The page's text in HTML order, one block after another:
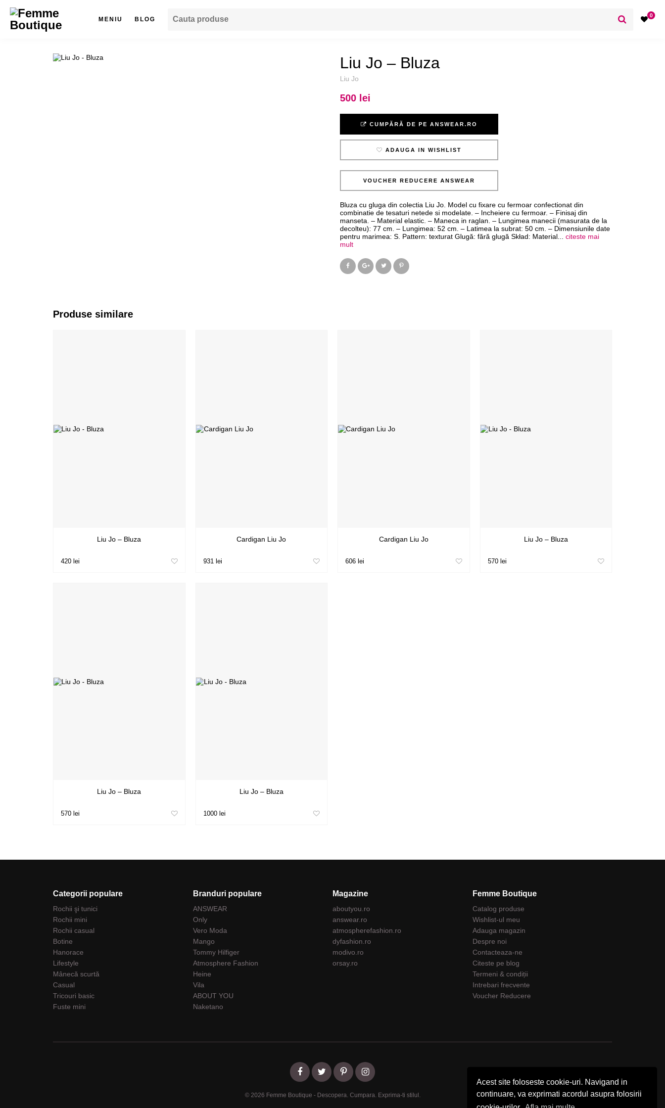
Acest site foloseste cookie-uri. Navigand in
continuare, va exprimati acordul asupra folosirii
MENIU BLOG
0
Liu Jo – Bluza
Liu Jo
500 lei
CUMPĂRĂ DE PE ANSWEAR.RO
ADAUGA IN WISHLIST
VOUCHER REDUCERE ANSWEAR
Bluza cu gluga din colectia Liu Jo. Model cu fixare cu fermoar confectionat din
combinatie de tesaturi netede si modelate. – Incheiere cu fermoar. – Finisaj din
manseta. – Material elastic. – Maneca in raglan. – Lungimea manecii (masurata de la
decolteu): 77 cm. – Lungimea: 52 cm. – Latimea la subrat: 50 cm. – Dimensiunile date
pentru marimea: S. Pattern: texturat Glugă: fără glugă Skład: Material
citeste mai
mult
Produse similare
Liu Jo – Bluza
420 lei
Cardigan Liu Jo
931 lei
Cardigan Liu Jo
606 lei
Liu Jo – Bluza
570 lei
Liu Jo – Bluza
570 lei
Liu Jo – Bluza
1000 lei
Categorii populare
Rochii şi tunici
Rochii mini
Rochii casual
Botine
Hanorace
Lifestyle
Mânecă scurtă
Casual
Tricouri basic
Fuste mini
Branduri populare
ANSWEAR
Only
Vero Moda
Mango
Tommy Hilfiger
Atmosphere Fashion
Heine
Vila
ABOUT YOU
Naketano
Magazine
aboutyou.ro
answear.ro
atmospherefashion.ro
dyfashion.ro
modivo.ro
orsay.ro
Femme Boutique
Catalog produse
Wishlist-ul meu
Adauga magazin
Despre noi
Contacteaza-ne
Citeste pe blog
Termeni & condiții
Intrebari frecvente
Voucher Reducere
© 2026 Femme Boutique - Descopera. Cumpara. Exprima-ti stilul.